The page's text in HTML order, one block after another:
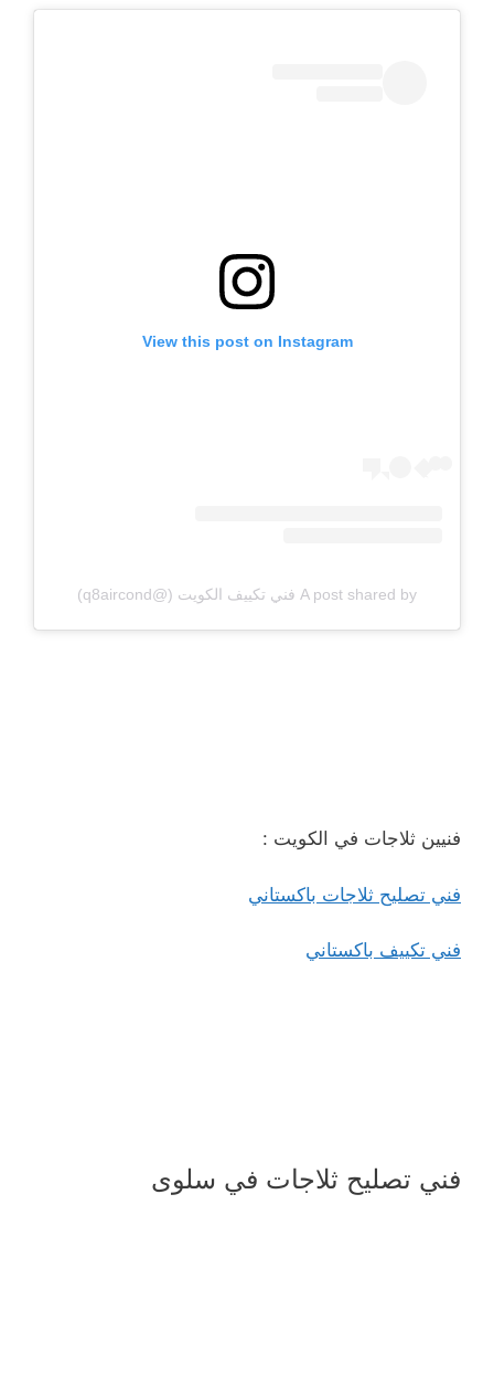
View this post on Instagram
A post shared by فني تكييف الكويت (@q8aircond)
فنيين ثلاجات في الكويت :
فني تصليح ثلاجات باكستاني
فني تكييف باكستاني
فني تصليح ثلاجات في سلوى